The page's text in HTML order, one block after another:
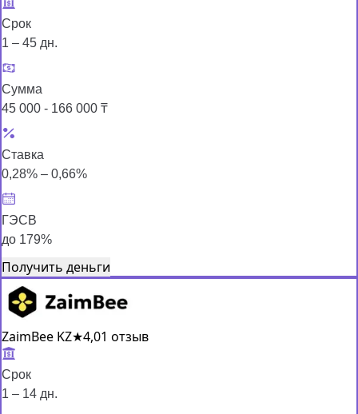
Срок
1 – 45 дн.
Сумма
45 000 - 166 000 ₸
Ставка
0,28% – 0,66%
ГЭСВ
до 179%
Получить деньги
ZaimBee KZ★4,01 отзыв
Срок
1 – 14 дн.